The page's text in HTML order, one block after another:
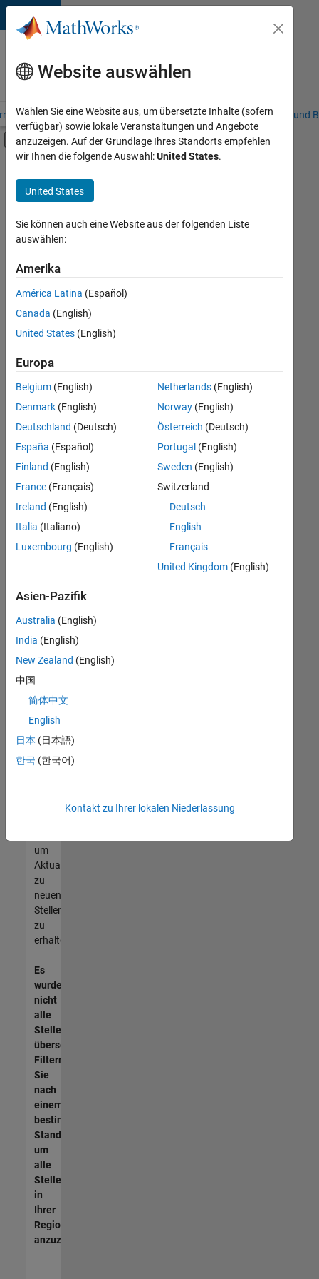
Weiter zum Inhalt
Karriere
bei
MathWorks
– Übersicht Stellensuche Niederlassungen Studierende und
Umschaltung für Off-Canvas-
Hauptinhalt
Information Technology
Product Development
Program Management
Release Engineering
User Experience
+4
Derzeit
es
keine
offenen
Stellen,
Ihren
Suchkriterien
entsprechen.
können
die
Suchkriterien
weiter
fassen
oder
alle
Stellenangebote
anzeigen .
noch
keine
offenen
Stellen
können,
die
Ihren
entsprechen,
werden
unseres
um
Aktualisierungen
zu
neuen
Stellenangeboten
zu
erhalten.
Es
wurden
nicht
alle
Stellen
übersetzt.
Filtern
Sie
nach
einem
bestimmten
Standort,
um
alle
Stellenangebote
in
Ihrer
Region
anzuzeigen.
Website auswählen
Wählen Sie eine Website aus, um übersetzte Inhalte (sofern
verfügbar) sowie lokale Veranstaltungen und Angebote
anzuzeigen. Auf der Grundlage Ihres Standorts empfehlen
wir Ihnen die folgende Auswahl:United States.
United States
Sie können auch eine Website aus der folgenden Liste
auswählen:
Amerika
América Latina (Español)
Canada (English)
United States (English)
Europa
Belgium (English)
Denmark (English)
Deutschland (Deutsch)
España (Español)
Finland (English)
France (Français)
Ireland (English)
Italia (Italiano)
Luxembourg (English)
Netherlands(English)
Norway(English)
Österreich (Deutsch)
Portugal (English)
Sweden (English)
Switzerland
Deutsch
English
Français
United Kingdom(English)
Asien-Pazifik
Australia (English)
India (English)
New Zealand (English)
中国
简体中文
English
日本 (日本語)
한국 (한국어)
Kontakt zu Ihrer lokalen Niederlassung